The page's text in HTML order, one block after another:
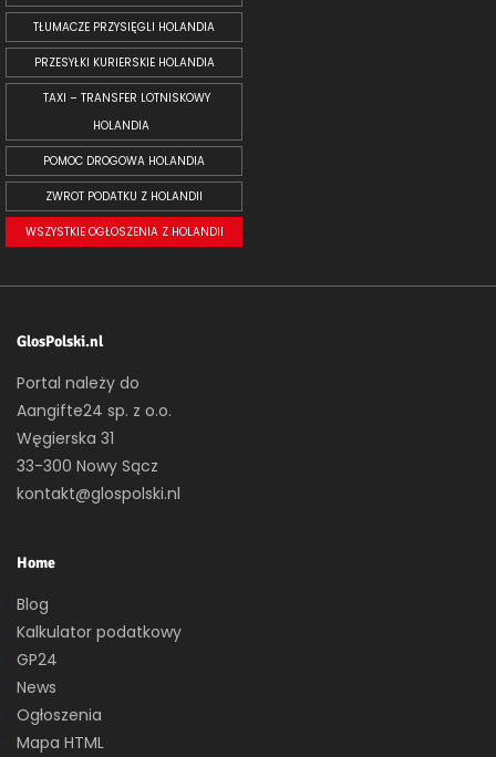
TŁUMACZE PRZYSIĘGLI HOLANDIA
PRZESYŁKI KURIERSKIE HOLANDIA
TAXI – TRANSFER LOTNISKOWY
HOLANDIA
POMOC DROGOWA HOLANDIA
ZWROT PODATKU Z HOLANDII
WSZYSTKIE OGŁOSZENIA Z HOLANDII
GlosPolski.nl
Portal należy do
Aangifte24 sp. z o.o.
Węgierska 31
33-300 Nowy Sącz
kontakt@glospolski.nl
Home
Blog
Kalkulator podatkowy
GP24
News
Ogłoszenia
Mapa HTML